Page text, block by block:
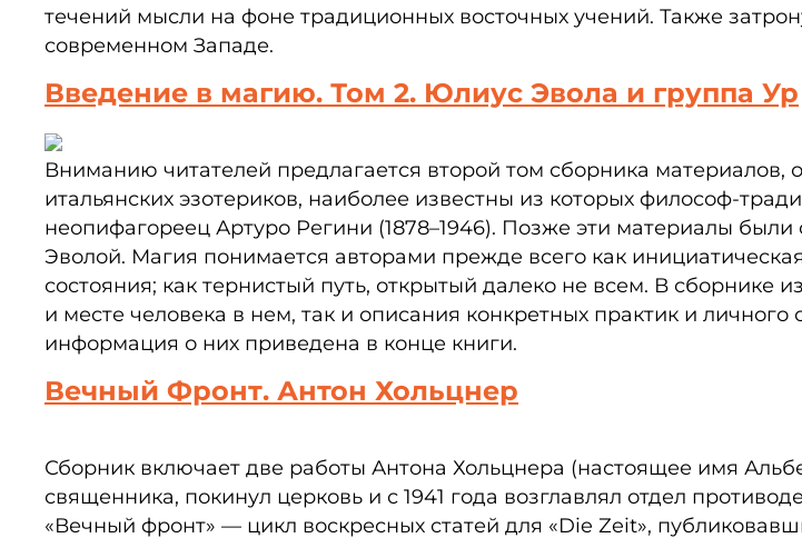
течений мысли на фоне традиционных восточных учений. Также
современном Западе.
Введение в магию. Том 2. Юлиус Эвола и группа Ур
Вниманию читателей предлагается второй том сборника материалов,
итальянских эзотериков, наиболее известны из которых философ-
неопифагореец Артуро Регини (1878–1946). Позже эти материалы
Эволой. Магия понимается авторами прежде всего как
состояния; как тернистый путь, открытый далеко не всем. В
и месте человека в нем, так и описания конкретных практик и
информация о них приведена в конце книги.
Вечный Фронт. Антон Хольцнер
Сборник включает две работы Антона Хольцнера (настоящее имя
священника, покинул церковь и с 1941 года возглавлял отдел
«Вечный фронт» — цикл воскресных статей для «Die Zeit»,